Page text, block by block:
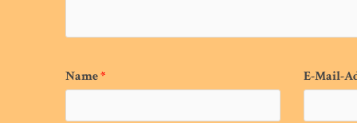
Name* E-Mail-